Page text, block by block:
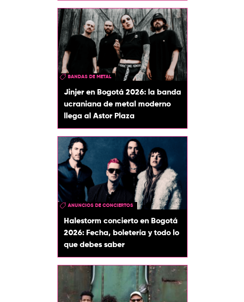
BANDAS DE METAL
Jinjer en Bogotá 2026: la banda
ucraniana de metal moderno
llega al Astor Plaza
ANUNCIOS DE CONCIERTOS
Halestorm concierto en Bogotá
2026: Fecha, boletería y todo lo
que debes saber